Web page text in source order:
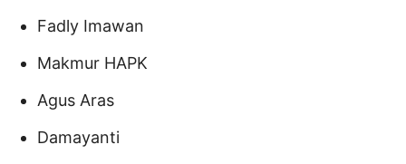
Fadly Imawan
Makmur HAPK
Agus Aras
Damayanti